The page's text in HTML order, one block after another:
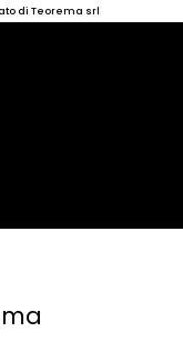
di Teorema srl